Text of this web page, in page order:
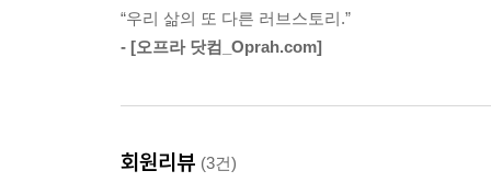
예전부터 남성들의 우정이 과도할 정도로 존
여성의 우정을 표현한 역사적 근거 자료를 찾기
“우리 삶의 또 다른 러브스토리.”
- [오프라 닷컴_Oprah.com]
회원리뷰 (3건)